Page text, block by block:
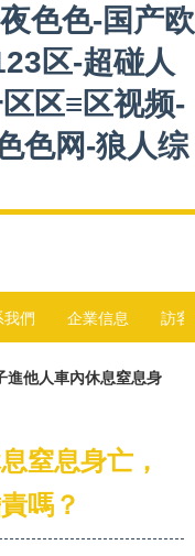
色色-国产欧
区-超碰人
区≡区视频-
色网-狼人综
我們 企業信息 訪客
進他人車內休息窒息身
窒息身亡，
嗎？